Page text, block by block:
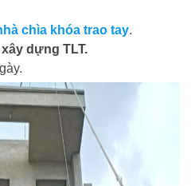
chìa khóa trao tay.
dựng TLT.